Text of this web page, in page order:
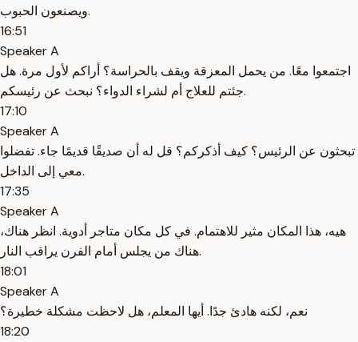
ويصنعون الحبوب.
16:51
Speaker A
اجتمعوا معًا. من يحمل المعزقة ويقف بالحراسة؟ أراكم لأول مرة. هل
جئتم للعلاج أم لشراء الدواء؟ نبحث عن رئيسكم.
17:10
Speaker A
تبحثون عن الرئيس؟ كيف أذكركم؟ قل له أن صديقًا قديمًا جاء. تفضلوا
معي إلى الداخل.
17:35
Speaker A
هيه، هذا المكان مثير للاهتمام. في كل مكان متاجر أدوية. انظر هناك،
هناك من يجلس أمام الفرن يراقب النار.
18:01
Speaker A
نعم، لكنه هادئ جدًا. أيها المعلم، هل لاحظت مشكلة خطيرة؟
18:20